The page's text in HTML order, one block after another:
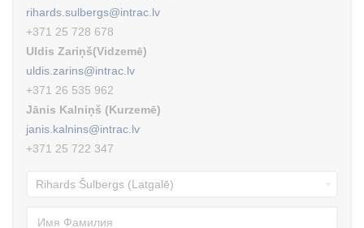
rihards.sulbergs@intrac.lv
+371 25 728 678
Uldis Zariņš(Vidzemē)
uldis.zarins@intrac.lv
+371 26 535 962
Jānis Kalniņš (Kurzemē)
janis.kalnins@intrac.lv
+371 25 722 347